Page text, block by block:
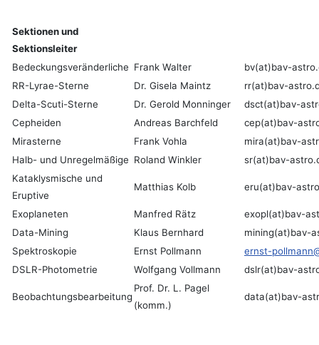
Sektionen und
Sektionsleiter
Bedeckungsveränderliche Frank Walter
bv(at)bav-
RR-Lyrae-Sterne
Dr. Gisela Maintz
rr(at)bav-
Delta-Scuti-Sterne
Dr. Gerold Monninger dsct(at)bav-
Cepheiden
Andreas Barchfeld
cep(at)bav-
Mirasterne
Frank Vohla
mira(at)bav-
Halb- und Unregelmäßige Roland Winkler
sr(at)bav-
Kataklysmische und
Eruptive
Matthias Kolb eru(at)bav-
Exoplaneten Manfred Rätz
exopl(at)bav-
Data-Mining
Klaus Bernhard
mining(at)bav-
Spektroskopie
Ernst Pollmann
ernst-
DSLR-Photometrie
Wolfgang Vollmann dslr(at)bav-
Beobachtungsbearbeitung
Prof. Dr. L. Pagel
(komm.)
data(at)bav-